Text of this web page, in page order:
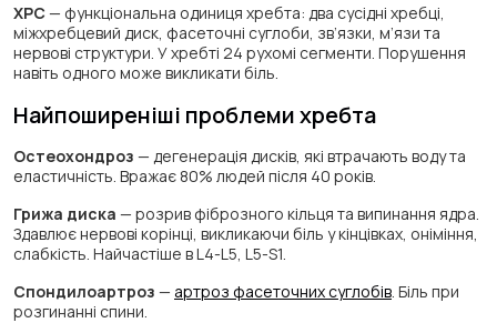
ХРС — функціональна одиниця хребта: два сусідні хребці,
міжхребцевий диск, фасеточні суглоби, зв’язки, м’язи та
нервові структури. У хребті 24 рухомі сегменти. Порушення
навіть одного може викликати біль.
Найпоширеніші проблеми хребта
Остеохондроз — дегенерація дисків, які втрачають воду та
еластичність. Вражає 80% людей після 40 років.
Грижа диска — розрив фіброзного кільця та випинання ядра.
Здавлює нервові корінці, викликаючи біль у кінцівках, оніміння,
слабкість. Найчастіше в L4-L5, L5-S1.
Спондилоартроз — артроз фасеточних суглобів . Біль при
розгинанні спини.